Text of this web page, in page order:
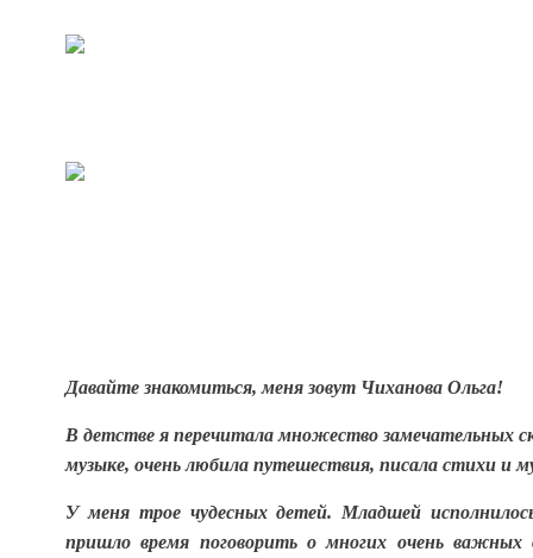
Давайте знакомиться, меня зовут Чиханова Ольга!
В детстве я перечитала множество замечательных
музыке, очень любила путешествия, писала стихи и
У меня трое чудесных детей. Младшей
пришло время поговорить о многих очень важных